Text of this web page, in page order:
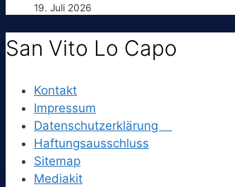
19. Juli 2026
San Vito Lo Capo
Kontakt
Impressum
Datenschutzerklärung
Haftungsausschluss
Sitemap
Mediakit